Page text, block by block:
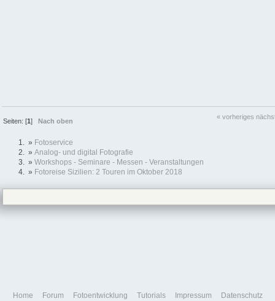
Seiten: [1]Nach oben
« vorheriges
» Fotoservice
» Analog- und digital Fotografie
» Workshops - Seminare - Messen - Veranstaltungen
» Fotoreise Sizilien: 2 Touren im Oktober 2018
Home Forum Fotoentwicklung Tutorials Impressum Datenschutz